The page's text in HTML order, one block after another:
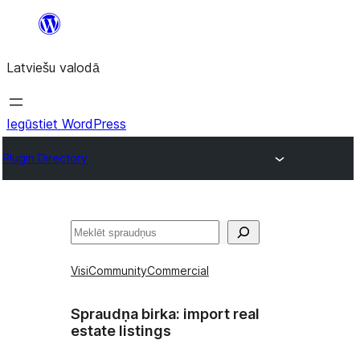
Pāriet
saturu
Latviešu valodā
Iegūstiet WordPress
Plugin Directory
Meklēt
VisiCommunityCommercial
Spraudņa birka: import real
estate listings